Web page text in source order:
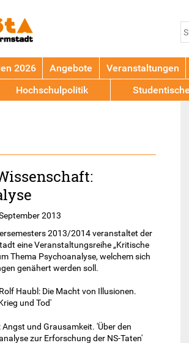
2013
2013/2014 veranstaltet der
eine Veranstaltungsreihe „Kritische
Thema Psychoanalyse, welchem sich
genähert werden soll.
Haubl: Die Macht von Illusionen.
und Tod'
und Grausamkeit. 'Über den
zur Erforschung der NS-Taten'
2026 Angebote
Veranstaltungen
Hochschulpolitik